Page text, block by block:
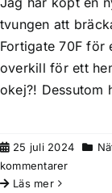
tvungen att
Fortigate 70F för
overkill för ett
okej?! Dessutom
25 juli 2024
kommentarer
Läs mer